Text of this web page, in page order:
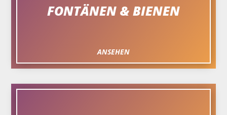
FONTÄNEN & BIENEN
ANSEHEN